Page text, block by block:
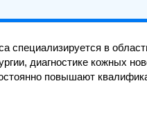
специализируется в
диагностике кожных
повышают